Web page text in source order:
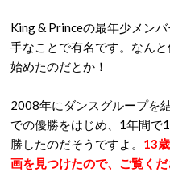
King & Princeの最年少メンバ
手なことで有名です。なん
始めたのだとか！
2008年にダンスグループを
での優勝をはじめ、1年間で
勝したのだそうですよ。 13
画を見つけたので、ご覧くだ